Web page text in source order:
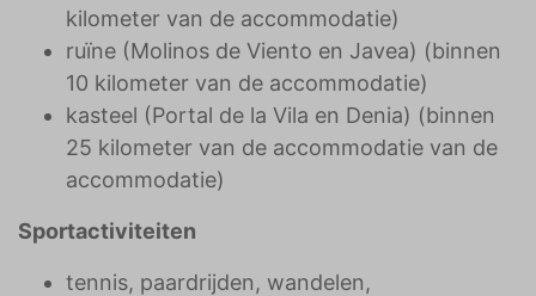
kilometer van de accommodatie)
ruïne (Molinos de Viento en Javea) (binnen
10 kilometer van de accommodatie)
kasteel (Portal de la Vila en Denia) (binnen
25 kilometer van de accommodatie van de
accommodatie)
Sportactiviteiten
tennis, paardrijden, wandelen,